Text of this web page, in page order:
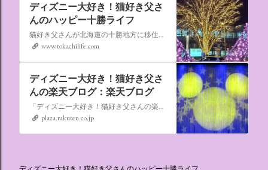
ディズニー大好き！猫好き父さ
んのハッピー十勝ライフ
猫好き父さんが北海道の十勝地方に移住しました。なれない北海道の暮らしについてお伝えします。
www.tokachilife.com
ディズニー大好き！猫好き父さ
んの楽天ブログ：楽天ブログ
「ディズニー大好き！猫好き父さんの楽天ブログ」にようこそ！ いろんなブログサービスが廃止になるなか満を持して楽天ブログをはじめようと思います。 よろしくお願いいたします。
plaza.rakuten.co.jp